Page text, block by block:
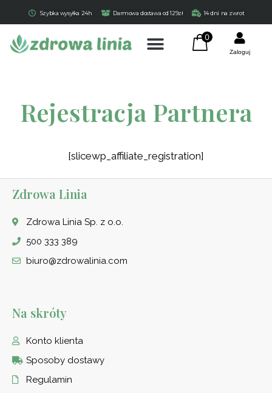
Szybka wysyłka 24h Darmowa dostawa od 129zł 14 dni na zwrot
0
Zaloguj
Rejestracja Partnera
[slicewp_affiliate_registration]
Zdrowa Linia
Zdrowa Linia Sp. z o.o.
500 333 389
biuro@zdrowalinia.com
Na skróty
Konto klienta
Sposoby dostawy
Regulamin
zimno 100 ml